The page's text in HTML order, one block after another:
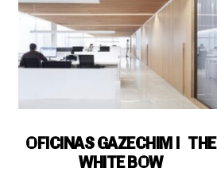
OFICINAS GAZECHIM | THE
WHITE BOW